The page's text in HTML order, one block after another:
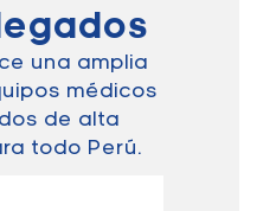
una amplia
médicos
de alta
todo Perú.